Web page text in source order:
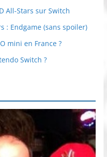
All-Stars sur Switch
: Endgame (sans spoiler)
mini en France ?
Switch ?